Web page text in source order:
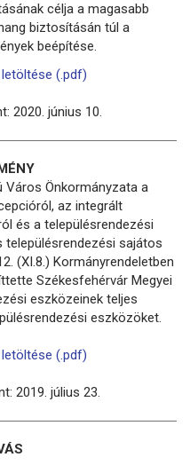
célja a magasabb
biztosításán túl a
beépítése.
(.pdf)
2020. június 10.
Város Önkormányzata a
az integrált
és a településrendezési
sajátos
(XI.8.) Kormányrendeletben
Székesfehérvár Megyei
eszközeinek teljes
eszközöket.
(.pdf)
2019. július 23.